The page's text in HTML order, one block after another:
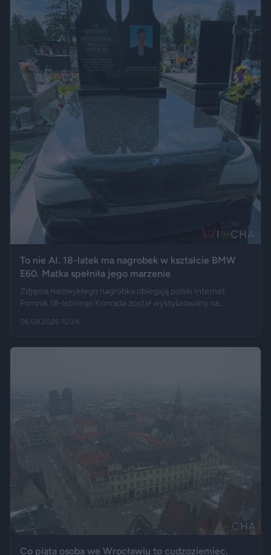
To nie AI. 18-latek ma nagrobek w kształcie BMW
E60. Matka spełniła jego marzenie
Zdjęcia niezwykłego nagrobka obiegają polski Internet.
Pomnik 18-letniego Konrada został wystylizowany na
logo marki, a nawet elementy przypominające układ
06.08.2026 10:24
Co piąta osoba we Wrocławiu to cudzoziemiec.